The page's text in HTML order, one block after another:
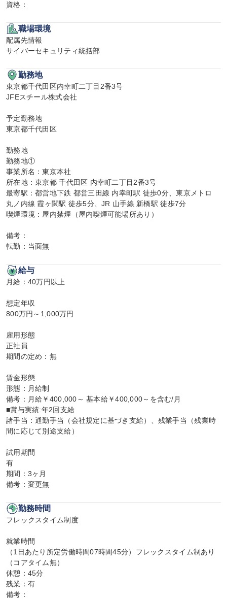
資格：
職場環境
配属先情報
サイバーセキュリティ統括部
勤務地
東京都千代田区内幸町二丁目2番3号
JFEスチール株式会社
予定勤務地
東京都千代田区
勤務地
勤務地①
事業所名：東京本社
所在地：東京都 千代田区 内幸町二丁目2番3号
最寄駅：都営地下鉄 都営三田線 内幸町駅 徒歩0分、東京メトロ
丸ノ内線 霞ヶ関駅 徒歩5分、JR 山手線 新橋駅 徒歩7分
喫煙環境：屋内禁煙（屋内喫煙可能場所あり）
備考：
転勤：当面無
給与
月給：40万円以上
想定年収
800万円～1,000万円
雇用形態
正社員
期間の定め：無
賃金形態
形態：月給制
備考：月給￥400,000～ 基本給￥400,000～を含む/月
■賞与実績:年2回支給
諸手当：通勤手当（会社規定に基づき支給）、残業手当（残業時
間に応じて別途支給）
試用期間
有
期間：3ヶ月
備考：変更無
勤務時間
フレックスタイム制度
就業時間
（1日あたり所定労働時間07時間45分）フレックスタイム制あり
（コアタイム無）
休憩：45分
残業：有
備考：